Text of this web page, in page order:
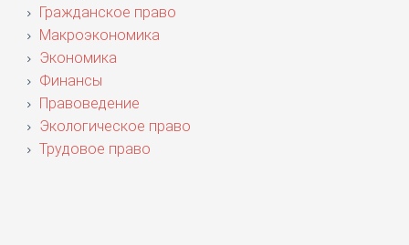
Гражданское право
Макроэкономика
Экономика
Финансы
Правоведение
Экологическое право
Трудовое право